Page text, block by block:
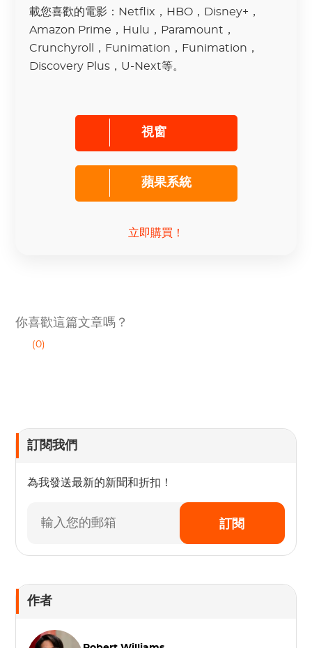
載您喜歡的電影：Netflix，HBO，Disney+，
Amazon Prime，Hulu，Paramount，
Crunchyroll，Funimation，Funimation，
Discovery Plus，U-Next等。
視窗
蘋果系統
立即購買！
你喜歡這篇文章嗎？
(0)
訂閱我們
為我發送最新的新聞和折扣！
訂閱
作者